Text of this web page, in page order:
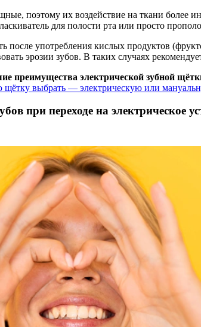
поэтому их воздействие на ткани более
для полости рта или просто
после употребления кислых продуктов
эрозии зубов. В таких случаях
преимущества электрической зубной
щётку выбрать — электрическую или
при переходе на электрическое